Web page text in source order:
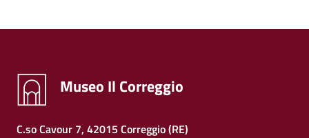
Museo Il Correggio
C.so Cavour 7, 42015 Correggio (RE)